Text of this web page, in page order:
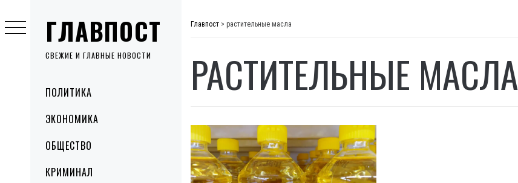
ГЛАВПОСТ
СВЕЖИЕ И ГЛАВНЫЕ НОВОСТИ
MenuПОЛИТИКА
ЭКОНОМИКА
ОБЩЕСТВО
КРИМИНАЛ
to
content
Главпост > растительные масла
РАСТИТЕЛЬНЫЕ МАСЛА